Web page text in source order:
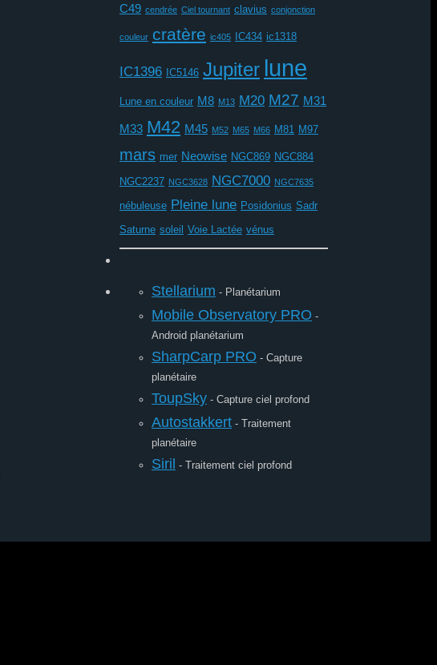
C49 cendrée Ciel tournant clavius conjonction
couleur cratère ic405 IC434 ic1318
IC1396 IC5146 Jupiter lune
Lune en couleur M8 M13 M20 M27 M31
M33 M42 M45 M52 M65 M66 M81 M97
mars mer Neowise NGC869 NGC884
NGC2237 NGC3628 NGC7000 NGC7635
nébuleuse Pleine lune Posidonius Sadr
Saturne soleil Voie Lactée vénus
Stellarium - Planétarium
Mobile Observatory PRO -
Android planétarium
SharpCarp PRO - Capture
planétaire
ToupSky - Capture ciel profond
Autostakkert - Traitement
planétaire
Siril - Traitement ciel profond